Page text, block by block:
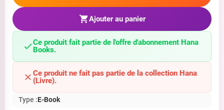
Ajouter au panier
Ce produit fait partie de l'offre d'abonnement Hana
Books.
Ce produit ne fait pas partie de la collection Hana
(Livre).
Type :E-Book